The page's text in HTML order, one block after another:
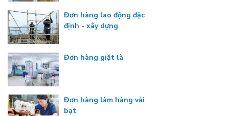
Đơn hàng lao động đặc
định - xây dựng
Đơn hàng giặt là
Đơn hàng làm hàng vải
bạt